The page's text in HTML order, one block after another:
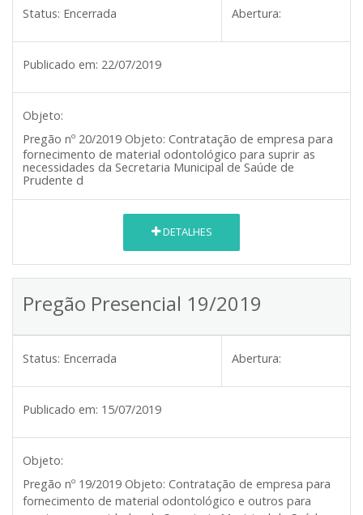
Status: Encerrada Abertura:
Publicado em: 22/07/2019
Objeto:
Pregão nº 20/2019 Objeto: Contratação de empresa para
fornecimento de material odontológico para suprir as
necessidades da Secretaria Municipal de Saúde de
Prudente d
DETALHES
Pregão Presencial 19/2019
Status: Encerrada Abertura:
Publicado em: 15/07/2019
Objeto:
Pregão nº 19/2019 Objeto: Contratação de empresa para
fornecimento de material odontológico e outros para